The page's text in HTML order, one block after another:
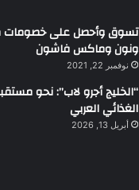
تسوق وأحصل على
ونون وماكس فاشون
نوفمبر 22, 2021
“الخليج أجرو لاب”: نحو
الغذائي العربي
أبريل 13, 2026